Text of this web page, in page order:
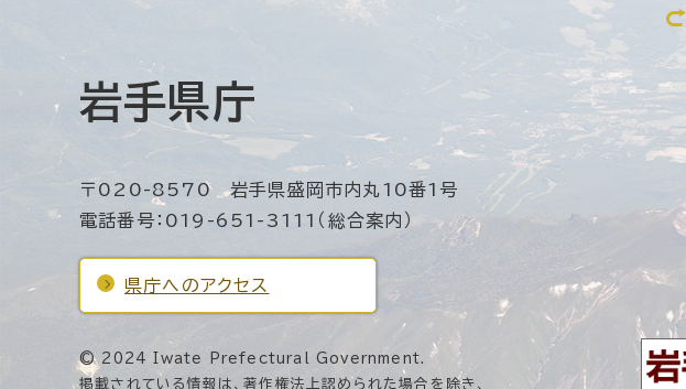
岩手県庁
〒020-8570 岩手県盛岡市内丸10番1号
電話番号：019-651-3111（総合案内）
県庁へのアクセス
© 2024 Iwate Prefectural Government.
掲載されている情報は、著作権法上認められた場合を除き、